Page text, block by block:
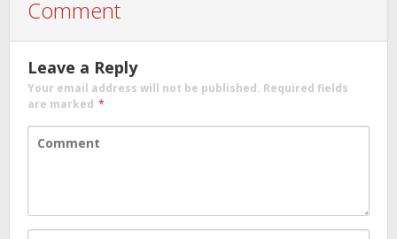
Comment
Leave a Reply
Your email address will not be published. Required fields
are marked *